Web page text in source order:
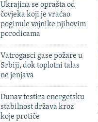
Ukrajina se oprašta od
čovjeka koji je vraćao
poginule vojnike njihovim
porodicama
Vatrogasci gase požare u
Srbiji, dok toplotni talas
ne jenjava
Dunav testira energetsku
stabilnost država kroz
koje protiče